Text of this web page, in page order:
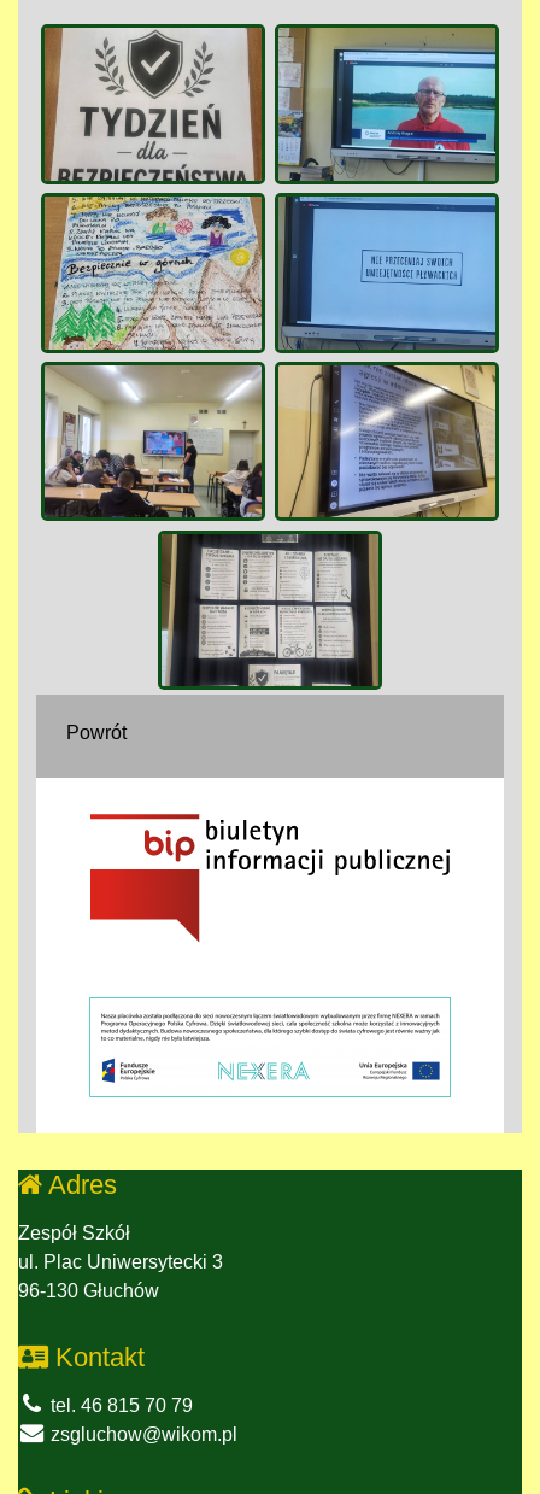
Powrót
Adres
Zespół Szkół
ul. Plac Uniwersytecki 3
96-130 Głuchów
Kontakt
tel. 46 815 70 79
zsgluchow@wikom.pl